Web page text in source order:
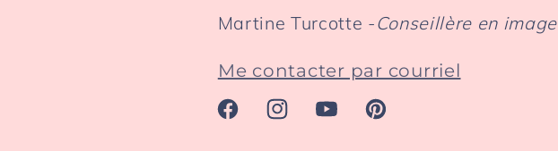
Martine Turcotte -Conseillère en image
Me contacter par courriel
FacebookInstagramYouTubePinterest